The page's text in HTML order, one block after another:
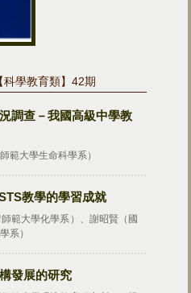
學教育類】42期
調查－我國高級中學教
範大學生命科學系）
教學的學習成就
範大學化學系）、謝昭賢（國
系）
發展的研究